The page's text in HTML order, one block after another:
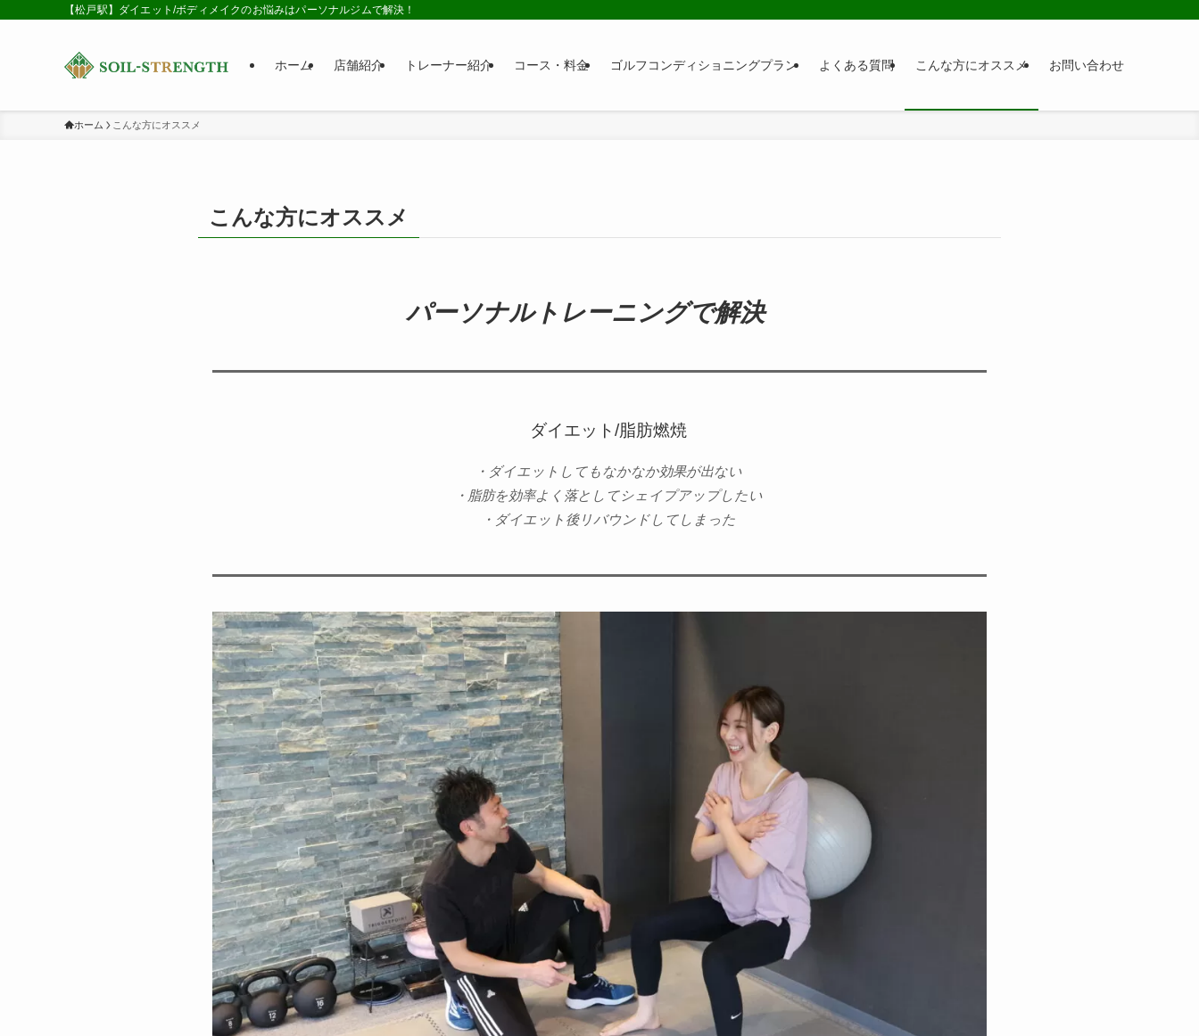
【松戸駅】ダイエット/ボディメイクのお悩みはパーソナルジムで解決！
ホーム 店舗紹介 トレーナー紹介 コース・料金 ゴルフコンディショニングプラン よくある質問 こんな方にオススメ お問い合わせ
ホーム こんな方にオススメ
こんな方にオススメ
パーソナルトレーニングで解決
ダイエット/脂肪燃焼
・ダイエットしてもなかなか効果が出ない
・脂肪を効率よく落としてシェイプアップしたい
・ダイエット後リバウンドしてしまった